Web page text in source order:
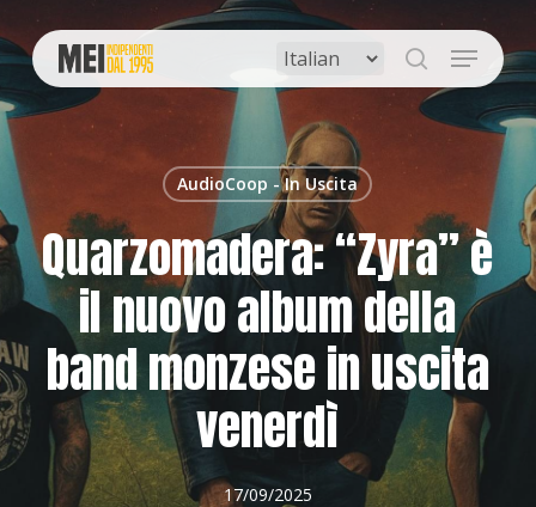
to
main
content
search
Menu
AudioCoop - In Uscita
Quarzomadera: “Zyra” è
il nuovo album della
band monzese in uscita
venerdì
17/09/2025